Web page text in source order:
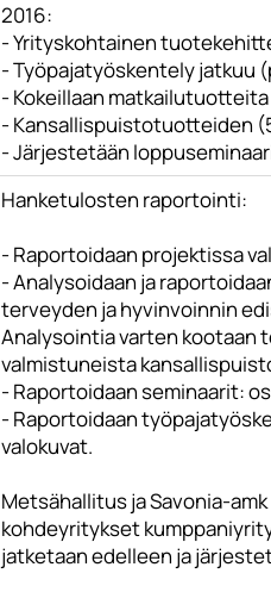
2016:
- Yrityskohtainen
- Työpajatyöskentely jatkuu
- Kokeillaan
- Kansallispuistotuotteiden
- Järjestetään
Hanketulosten raportointi:
- Raportoidaan projektissa
- Analysoidaan ja
terveyden ja hyvinvoinnin
Analysointia varten kootaan
valmistuneista
- Raportoidaan seminaarit:
- Raportoidaan
valokuvat.
Metsähallitus ja Savonia-
kohdeyritykset
jatketaan edelleen ja